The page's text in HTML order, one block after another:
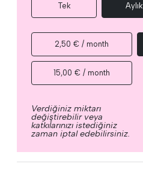
Tek Aylık
2,50 € / month
15,00 € / month
Verdiğiniz miktarı
değiştirebilir veya
katkılarınızı istediğiniz
zaman iptal edebilirsiniz.